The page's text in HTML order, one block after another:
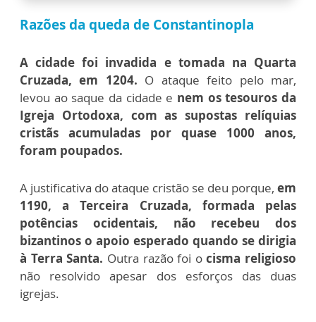
Razões da queda de Constantinopla
A cidade foi invadida e tomada na Quarta
Cruzada, em 1204. O ataque feito pelo mar,
levou ao saque da cidade e nem os tesouros da
Igreja Ortodoxa, com as supostas relíquias
cristãs acumuladas por quase 1000 anos,
foram poupados.
A justificativa do ataque cristão se deu porque, em
1190, a Terceira Cruzada, formada pelas
potências ocidentais, não recebeu dos
bizantinos o apoio esperado quando se dirigia
à Terra Santa. Outra razão foi ocisma religioso
não resolvido apesar dos esforços das duas
igrejas.